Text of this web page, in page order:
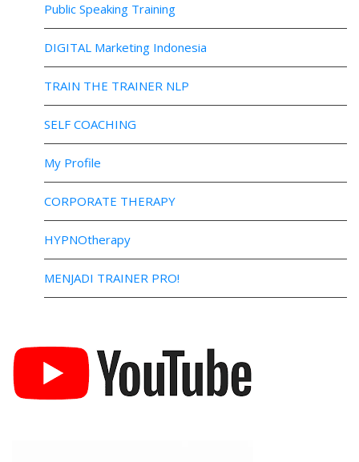
Public Speaking Training
DIGITAL Marketing Indonesia
TRAIN THE TRAINER NLP
SELF COACHING
My Profile
CORPORATE THERAPY
HYPNOtherapy
MENJADI TRAINER PRO!